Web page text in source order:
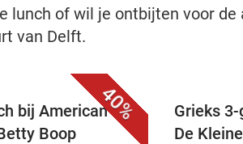
lunch of wil je ontbijten voor de
van Delft.
40%
bij American
Boop
Grieks
De